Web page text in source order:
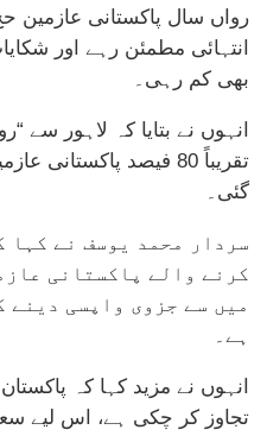
رواں سال پاکستانی عازمین
انتہائی مطمئن رہے اور
بھی کم رہی۔
انہوں نے بتایا کہ لاہور سے
تقریباً 80 فیصد
گئی۔
سردار محمد یوسف نے کہا
کرنے والے پاکستانی
میں سے جزوی واپسی دینے
ہے۔
تجاوز کر چکی ہے، اس لیے